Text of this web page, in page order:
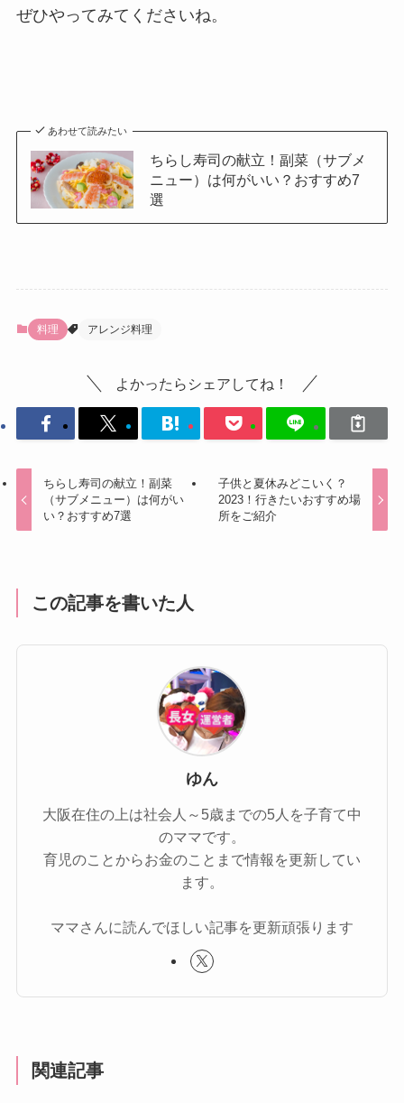
ぜひやってみてくださいね。
あわせて読みたい
ちらし寿司の献立！副菜（サブメ
ニュー）は何がいい？おすすめ7
選
料理 アレンジ料理
よかったらシェアしてね！
ちらし寿司の献立！副菜
（サブメニュー）は何がい
い？おすすめ7選
子供と夏休みどこいく？
2023！行きたいおすすめ場
所をご紹介
この記事を書いた人
ゆん
大阪在住の上は社会人～5歳までの5人を子育て中
のママです。
育児のことからお金のことまで情報を更新してい
ます。
ママさんに読んでほしい記事を更新頑張ります
関連記事